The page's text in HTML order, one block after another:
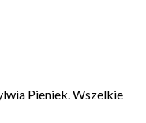
Pieniek. Wszelkie